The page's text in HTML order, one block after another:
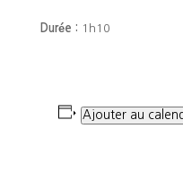
Durée : 1h10
Ajouter au